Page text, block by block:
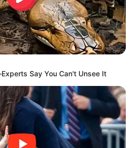
Say You Can't Unsee It